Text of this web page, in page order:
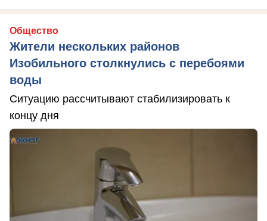
Общество
Жители нескольких районов
Изобильного столкнулись с перебоями
воды
Ситуацию рассчитывают стабилизировать к
концу дня